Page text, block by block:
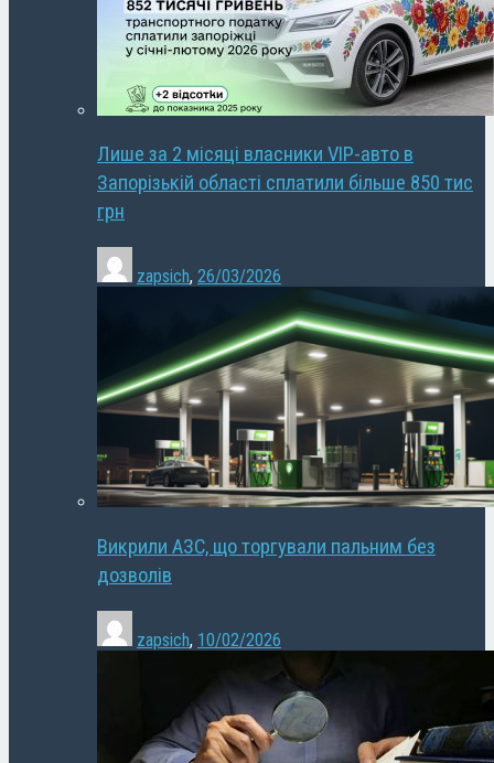
Лише за 2 місяці власники VIP-авто в
Запорізькій області сплатили більше 850 тис
грн
zapsich, 26/03/2026
Викрили АЗС, що торгували пальним без
дозволів
zapsich, 10/02/2026